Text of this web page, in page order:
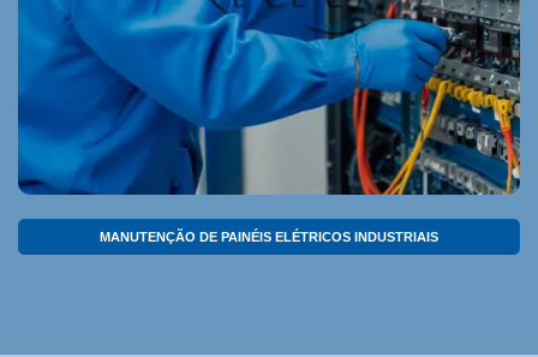
MANUTENÇÃO DE PAINÉIS ELÉTRICOS INDUSTRIAIS